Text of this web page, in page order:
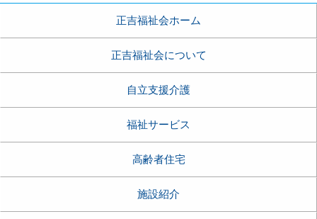
正吉福祉会ホーム
正吉福祉会について
自立支援介護
福祉サービス
高齢者住宅
施設紹介